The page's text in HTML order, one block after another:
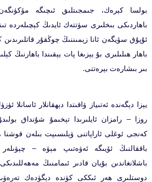
بولسا كېرەك، جىمجىتلىق ئىچىگە
باھاردىكى بىخلىرى سۈتتەك ئايدىڭ كېچىلەردە
ئۇپۇق سۆيگەن ئانا زېمىننىڭ چوڭقۇر قاتلىرىدىن
باھار ھىلىلىرى بۇ يېزىغا پات يېقىندا باھارنىڭ
بىر بىشارەت بېرەتتى.
يېزا دېگەندە ئەتىياز ۋاقىتدا دېھقانلار ئاسانلا
روزا – رامزان ئايلىرىدا تېخىمۇ شۇنداق
كەنجى ئوغلى ئاراپاتنى ۋېلىسىپت بىلەن
باققالنىڭ ئۆيىگە ئەۋەتىپ مېۋە –
باشلانغاندىن بۇيان قادىر ئىمامنىڭ
دوستلىرى ھەر ئىككى كۈندە دېگۈدەك